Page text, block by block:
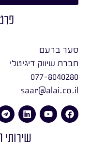
סער ברעם
חברת שיווק דיגיטלי
077-8040280
saar@alai.co.il